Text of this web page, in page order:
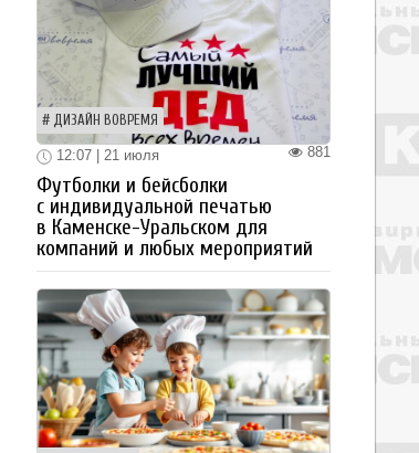
ДИЗАЙН ВОВРЕМЯ
881
12:07 | 21 июля
Футболки и бейсболки
с индивидуальной печатью
в Каменске-Уральском для
компаний и любых мероприятий